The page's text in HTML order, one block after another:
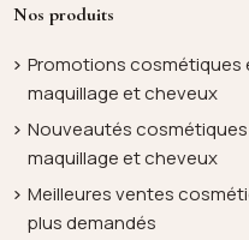
Nos produits
Promotions cosmétiques
maquillage et cheveux
Nouveautés cosmétiques
maquillage et cheveux
Meilleures ventes
plus demandés